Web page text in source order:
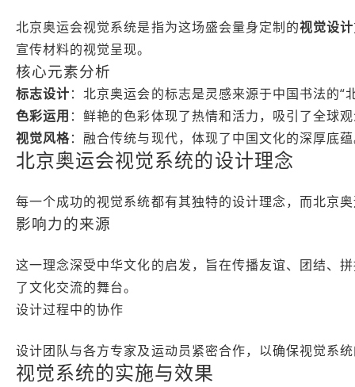
北京奥运会视觉系统是指为这场盛会量身定制的视觉设计
宣传材料的视觉呈现。
核心元素分析
标志设计：北京奥运会的标志是灵感来源于中国书法的“
色彩运用 ：鲜艳的色彩体现了热情和活力，吸引了全球
视觉风格：融合传统与现代，体现了中国文化的深厚底
北京奥运会视觉系统的设计理念
每一个成功的视觉系统都有其独特的设计理念，而北京
影响力的来源
这一理念深受中华文化的启发，旨在传播友谊、团结、
了文化交流的舞台。
设计过程中的协作
设计团队与各方专家及运动员紧密合作，以确保视觉系
视觉系统的实施与效果